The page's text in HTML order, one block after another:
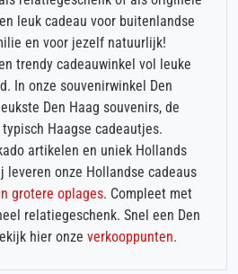
leuk cadeau voor buitenlandse
en voor jezelf natuurlijk!
trendy cadeauwinkel vol leuke
In onze souvenirwinkel Den
Den Haag souvenirs, de
Haagse cadeautjes.
artikelen en uniek Hollands
leveren onze Hollandse cadeaus
grotere oplages. Compleet met
relatiegeschenk. Snel een Den
hier onze verkooppunten.